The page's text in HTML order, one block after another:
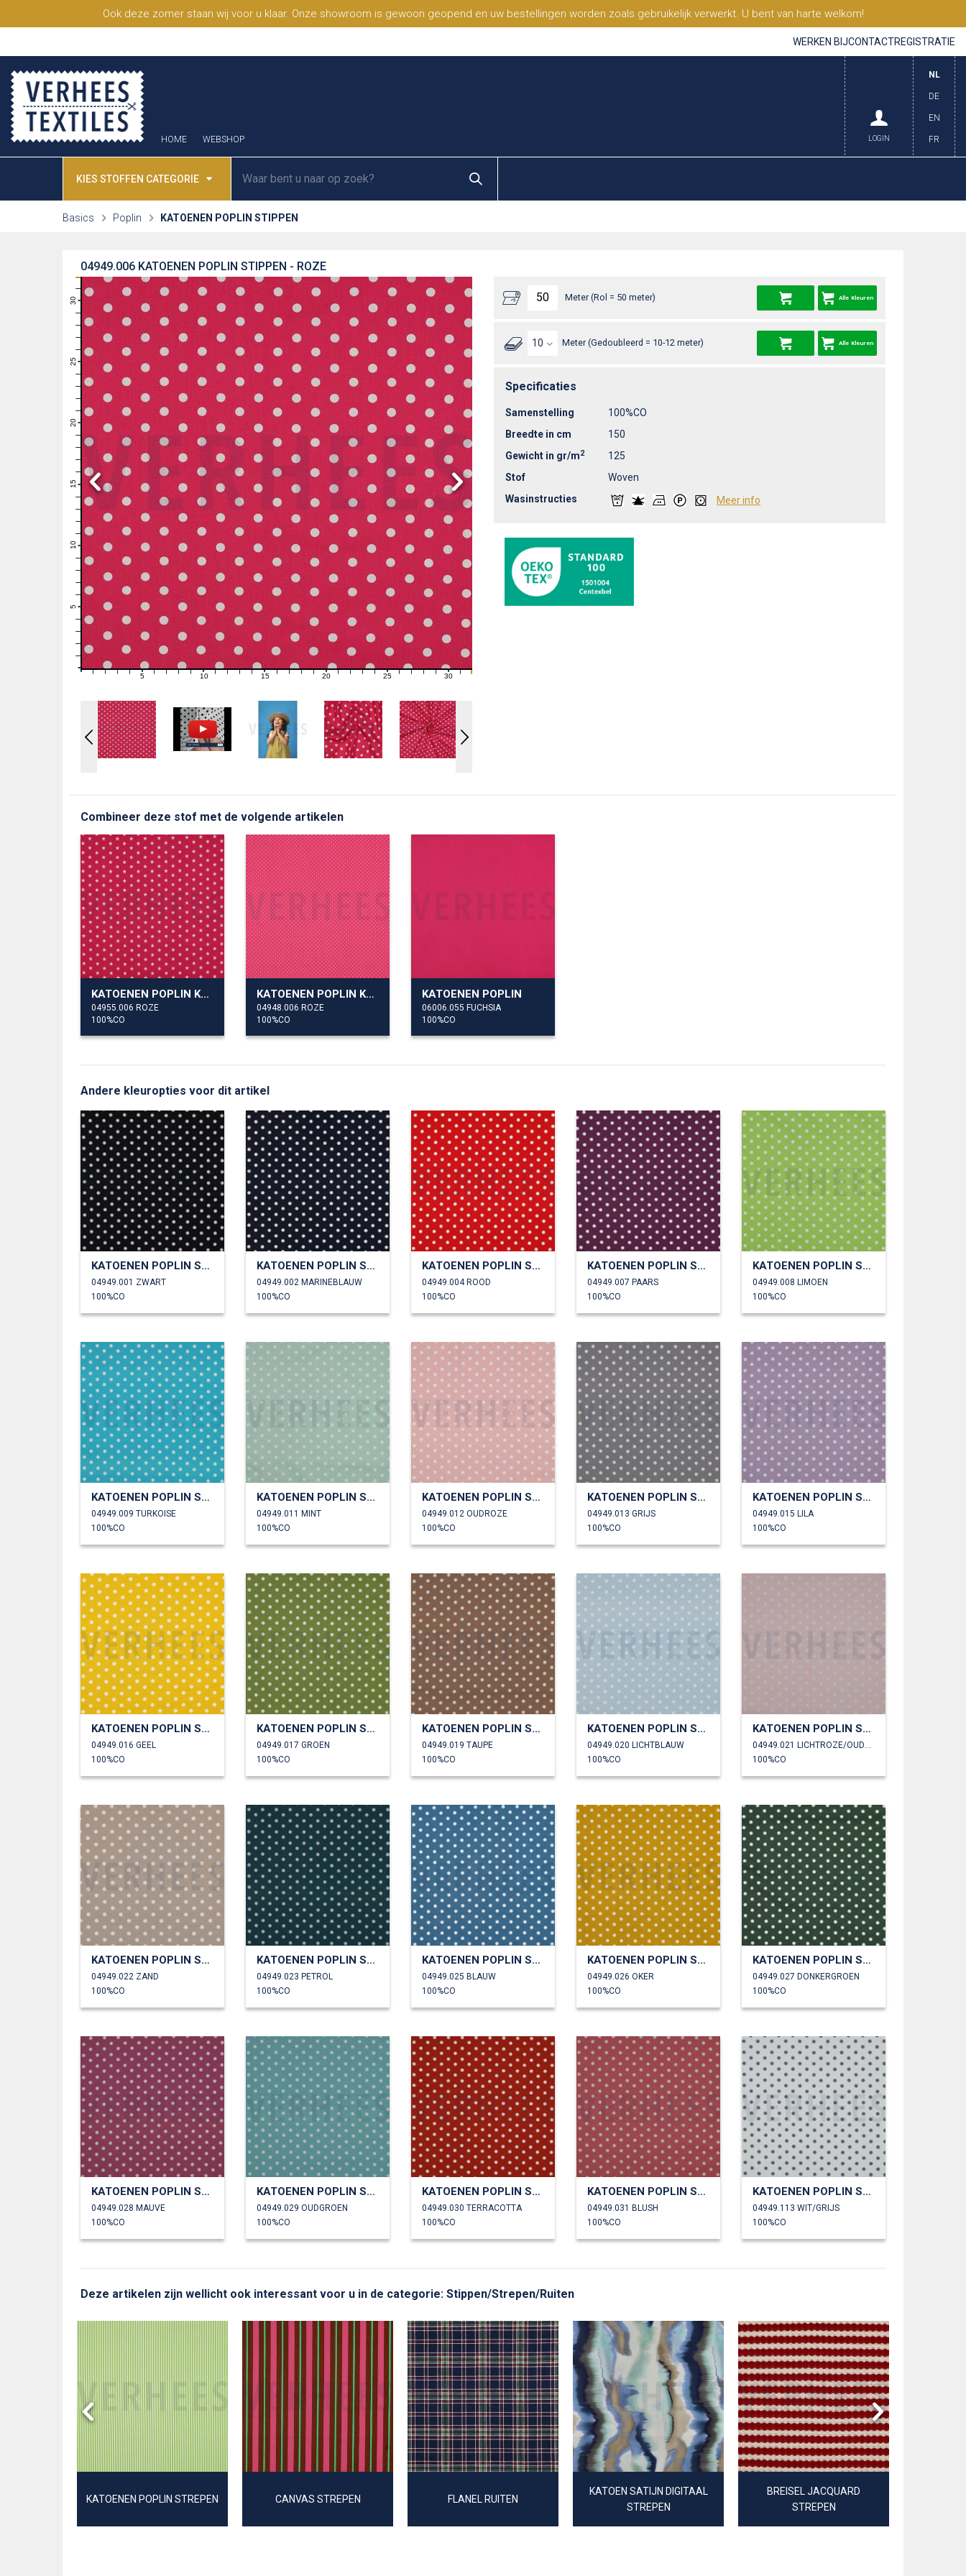
Ook deze zomer staan wij voor u klaar. Onze showroom is gewoon geopend en uw bestellingen worden zoals gebruikelijk verwerkt. U bent van harte welkom!
WERKEN BIJCONTACTREGISTRATIE
HOME WEBSHOP
NL
DE
EN
FR
LOGIN
KIES STOFFEN CATEGORIE
Basics Poplin KATOENEN POPLIN STIPPEN
KATOENEN POPLIN STIPPEN - ROZE
04949.006
6
10
11
12
13
14
15
16
17
18
19
20
21
22
23
24
25
26
27
28
29
30
1 2 3 4 5 6 7 8 9 11 12 13 14 15 16 17 18 19 20 21 22 23 24 26 27 28 29 30 31
Meter (Rol = 50 meter) Alle Kleuren
Meter (Gedoubleerd = 10-12 meter) Alle Kleuren
Specificaties
Samenstelling
100%CO
Breedte in cm
150
Gewicht in gr/m2
125
Stof
Woven
Wasinstructies
Meer info
Combineer deze stof met de volgende artikelen
KATOENEN POPLIN KLEINE STERREN
04955.006 ROZE
100%CO
KATOENEN POPLIN KLEINE STIPPEN
04948.006 ROZE
100%CO
KATOENEN POPLIN
06006.055 FUCHSIA
100%CO
Andere kleuropties voor dit artikel
KATOENEN POPLIN STIPPEN
04949.001 ZWART
100%CO
KATOENEN POPLIN STIPPEN
04949.002 MARINEBLAUW
100%CO
KATOENEN POPLIN STIPPEN
04949.004 ROOD
100%CO
KATOENEN POPLIN STIPPEN
04949.007 PAARS
100%CO
KATOENEN POPLIN STIPPEN
04949.008 LIMOEN
100%CO
KATOENEN POPLIN STIPPEN
04949.009 TURKOISE
100%CO
KATOENEN POPLIN STIPPEN
04949.011 MINT
100%CO
KATOENEN POPLIN STIPPEN
04949.012 OUDROZE
100%CO
KATOENEN POPLIN STIPPEN
04949.013 GRIJS
100%CO
KATOENEN POPLIN STIPPEN
04949.015 LILA
100%CO
KATOENEN POPLIN STIPPEN
04949.016 GEEL
100%CO
KATOENEN POPLIN STIPPEN
04949.017 GROEN
100%CO
KATOENEN POPLIN STIPPEN
04949.019 TAUPE
100%CO
KATOENEN POPLIN STIPPEN
04949.020 LICHTBLAUW
100%CO
KATOENEN POPLIN STIPPEN
100%CO
KATOENEN POPLIN STIPPEN
04949.022 ZAND
100%CO
KATOENEN POPLIN STIPPEN
04949.023 PETROL
100%CO
KATOENEN POPLIN STIPPEN
04949.025 BLAUW
100%CO
KATOENEN POPLIN STIPPEN
04949.026 OKER
100%CO
KATOENEN POPLIN STIPPEN
04949.027 DONKERGROEN
100%CO
KATOENEN POPLIN STIPPEN
04949.028 MAUVE
100%CO
KATOENEN POPLIN STIPPEN
04949.029 OUDGROEN
100%CO
KATOENEN POPLIN STIPPEN
04949.030 TERRACOTTA
100%CO
KATOENEN POPLIN STIPPEN
04949.031 BLUSH
100%CO
KATOENEN POPLIN STIPPEN
04949.113 WIT/GRIJS
100%CO
Deze artikelen zijn wellicht ook interessant voor u in de categorie: Stippen/Strepen/Ruiten
KATOENEN POPLIN STREPEN CANVAS STREPEN FLANEL RUITEN
KATOEN SATIJN DIGITAAL
STREPEN
BREISEL JACQUARD
STREPEN